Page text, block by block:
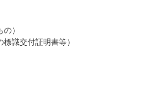
）
識交付証明書等）